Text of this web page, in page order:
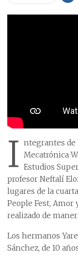
I ntegrantes de
Mecatrónica
Estudios
profesor Neftalí
lugares de la
People Fest, Amor
realizado de
Los hermanos
Sánchez, de 10